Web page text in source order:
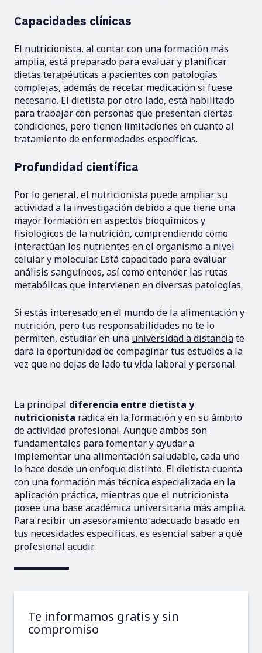
Capacidades clínicas
El nutricionista, al contar con una formación más
amplia, está preparado para evaluar y planificar
dietas terapéuticas a pacientes con patologías
complejas, además de recetar medicación si fuese
necesario. El dietista por otro lado, está habilitado
para trabajar con personas que presentan ciertas
condiciones, pero tienen limitaciones en cuanto al
tratamiento de enfermedades específicas.
Profundidad científica
Por lo general, el nutricionista puede ampliar su
actividad a la investigación debido a que tiene una
mayor formación en aspectos bioquímicos y
fisiológicos de la nutrición, comprendiendo cómo
interactúan los nutrientes en el organismo a nivel
celular y molecular. Está capacitado para evaluar
análisis sanguíneos, así como entender las rutas
metabólicas que intervienen en diversas patologías.
Si estás interesado en el mundo de la alimentación y
nutrición, pero tus responsabilidades no te lo
permiten, estudiar en una universidad a distanciate
dará la oportunidad de compaginar tus estudios a la
vez que no dejas de lado tu vida laboral y personal.
La principal diferencia entre dietista y
nutricionista radica en la formación y en su ámbito
de actividad profesional. Aunque ambos son
fundamentales para fomentar y ayudar a
implementar una alimentación saludable, cada uno
lo hace desde un enfoque distinto. El dietista cuenta
con una formación más técnica especializada en la
aplicación práctica, mientras que el nutricionista
posee una base académica universitaria más amplia.
Para recibir un asesoramiento adecuado basado en
tus necesidades específicas, es esencial saber a qué
profesional acudir.
Te informamos gratis y sin
compromiso